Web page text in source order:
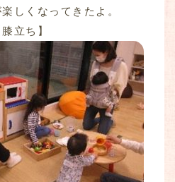
しくなってきたよ。
膝立ち】